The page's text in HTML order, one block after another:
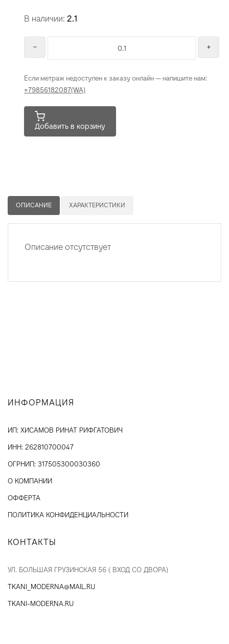
В наличии: 2.1
Если метраж недоступен к заказу онлайн — напишите нам:
+79856182087(WA)
Добавить в корзину
ОПИСАНИЕ ХАРАКТЕРИСТИКИ
Описание отсутствует
ИНФОРМАЦИЯ
ИП: ХИСАМОВ РИНАТ РИФГАТОВИЧ
ИНН: 262810700047
ОГРНИП: 317505300030360
О КОМПАНИИ
ОФФЕРТА
ПОЛИТИКА КОНФИДЕНЦИАЛЬНОСТИ
КОНТАКТЫ
УЛ. БОЛЬШАЯ ГРУЗИНСКАЯ 56 ( ВХОД СО ДВОРА)
TKANI_MODERNA@MAIL.RU
TKANI-MODERNA.RU